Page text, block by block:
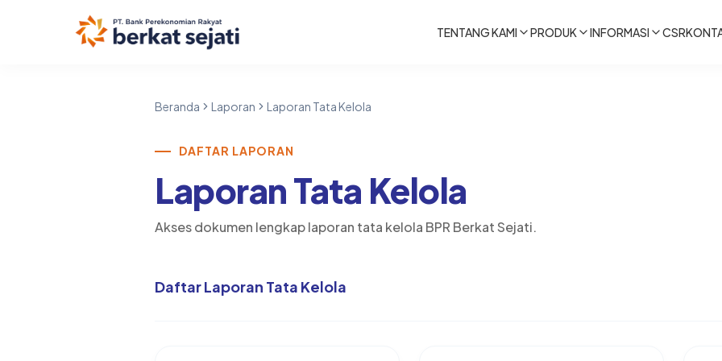
TENTANG KAMI PRODUK INFORMASI CSR
Beranda Laporan Laporan Tata Kelola
DAFTAR LAPORAN
Laporan Tata Kelola
Akses dokumen lengkap laporan tata kelola BPR Berkat Sejati.
Daftar Laporan Tata Kelola